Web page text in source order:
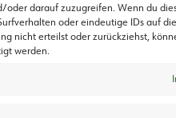
darauf zuzugreifen. Wenn du
oder eindeutige IDs auf
nicht erteilst oder zurückziehst,
werden.